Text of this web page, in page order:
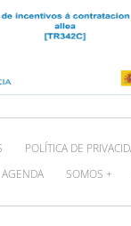
POLÍTICA DE
AGENDA SOMOS +